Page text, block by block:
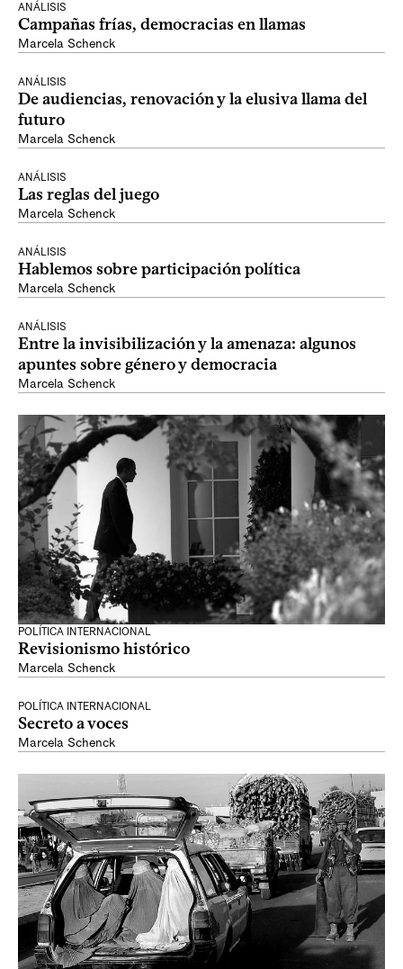
ANÁLISIS
Campañas frías, democracias en llamas
Marcela Schenck
ANÁLISIS
De audiencias, renovación y la elusiva llama del
futuro
Marcela Schenck
ANÁLISIS
Las reglas del juego
Marcela Schenck
ANÁLISIS
Hablemos sobre participación política
Marcela Schenck
ANÁLISIS
Entre la invisibilización y la amenaza: algunos
apuntes sobre género y democracia
Marcela Schenck
POLÍTICA INTERNACIONAL
Revisionismo histórico
Marcela Schenck
POLÍTICA INTERNACIONAL
Secreto a voces
Marcela Schenck